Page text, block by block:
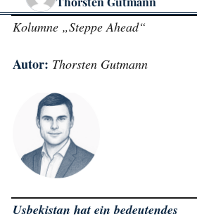
Kolumne „Steppe Ahead“
Autor: Thorsten Gutmann
Usbekistan hat ein bedeutendes